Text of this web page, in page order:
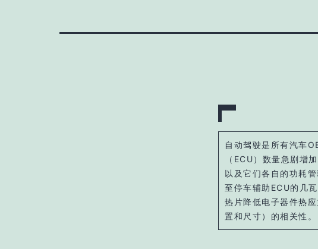
自动驾驶是所有汽车
（ECU）数量急剧增
以及它们各自的功耗
至停车辅助ECU的几
热片降低电子器件热
置和尺寸）的相关性。